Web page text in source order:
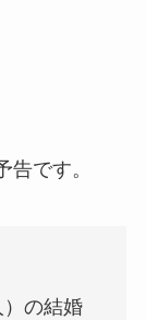
です。
の結婚